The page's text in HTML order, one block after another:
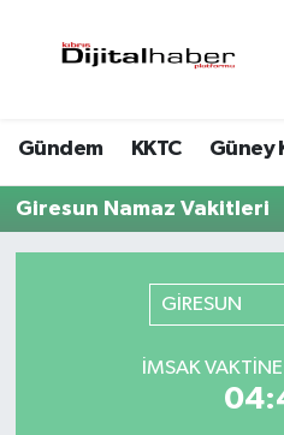
Gündem KKTC Güney
Giresun Namaz Vakitleri
GİRESUN
İMSAK
Trafik Durumu
Süper Lig Puan